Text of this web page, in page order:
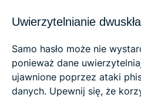
Uwierzytelnianie
Samo hasło może nie
ponieważ dane
ujawnione poprzez ataki
danych. Upewnij się, że